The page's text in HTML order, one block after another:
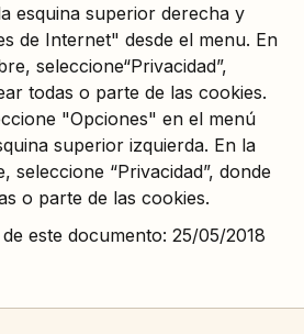
esquina superior derecha y
de Internet" desde el menu. En
seleccione“Privacidad”,
todas o parte de las cookies.
"Opciones" en el menú
superior izquierda. En la
seleccione “Privacidad”, donde
o parte de las cookies.
este documento: 25/05/2018